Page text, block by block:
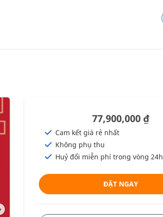
77,900,000 ₫
Cam kết giá rẻ nhất
Không phụ thu
Huỷ đổi miễn phí trong vòng 24h
ĐẶT NGAY